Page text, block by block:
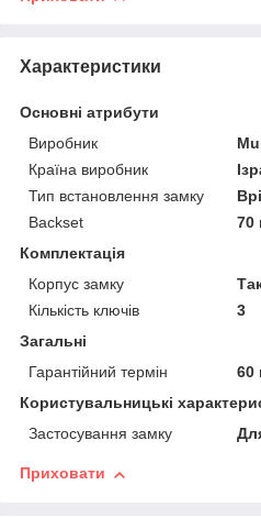
Характеристики
Основні атрибути
Виробник
Країна виробник
Тип встановлення замку
Backset
70
Комплектація
Корпус замку
Кількість ключів
3
Загальні
Гарантійний термін
60
Користувальницькі
Застосування замку
Приховати